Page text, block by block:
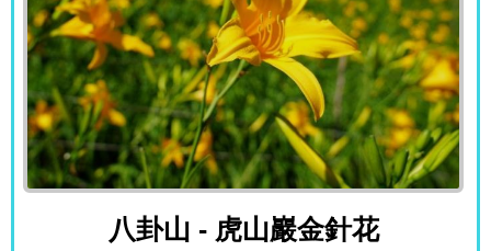
八卦山 - 虎山巖金針花
八卦山 - 虎山巖金針花